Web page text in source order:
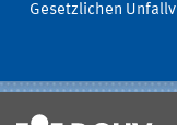
Gesetzlichen